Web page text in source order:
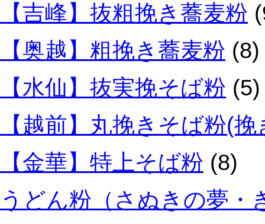
【吉峰】抜粗挽き蕎麦粉
【奥越】粗挽き蕎麦粉 (8)
【水仙】抜実挽そば粉 (5)
【越前】丸挽きそば粉(
【金華】特上そば粉 (8)
うどん粉（さぬきの夢・